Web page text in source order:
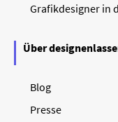
Grafikdesigner in
Über
Blog
Presse